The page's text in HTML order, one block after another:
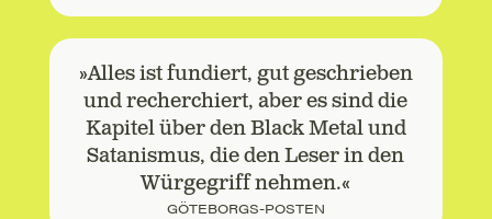
»Alles ist fundiert, gut geschrieben
und recherchiert, aber es sind die
Kapitel über den Black Metal und
Satanismus, die den Leser in den
Würgegriff nehmen.«
GÖTEBORGS-POSTEN